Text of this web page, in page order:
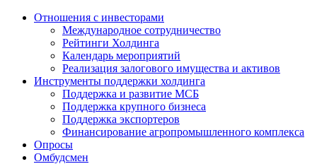
Отношения с инвесторами
Международное сотрудничество
Рейтинги Холдинга
Календарь мероприятий
Реализация залогового имущества и активов
Инструменты поддержки холдинга
Поддержка и развитие МСБ
Поддержка крупного бизнеса
Поддержка экспортеров
Финансирование агропромышленного комплекса
Опросы
Омбудсмен